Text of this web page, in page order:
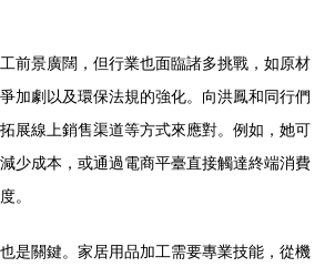
前景廣闊，但行業也面臨諸多挑戰，如原材
加劇以及環保法規的強化。向洪鳳和同行們
展線上銷售渠道等方式來應對。例如，她可
少成本，或通過電商平臺直接觸達終端消費
。
是關鍵。家居用品加工需要專業技能，從機